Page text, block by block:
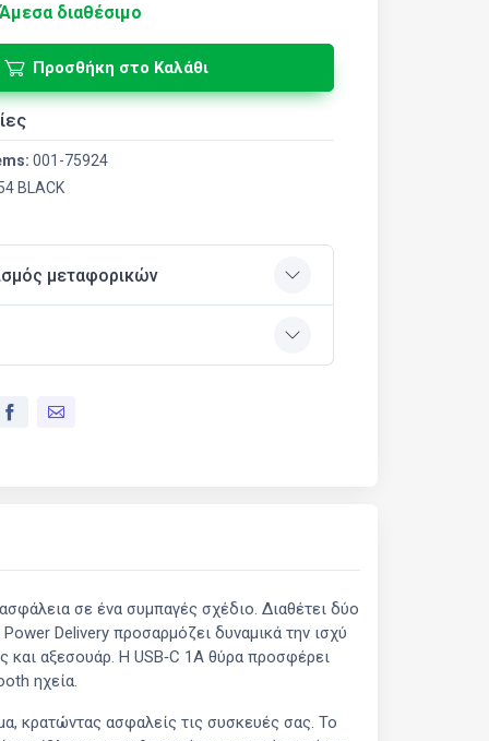
Άμεσα διαθέσιμο
Προσθήκη στο Καλάθι
001-75924
BLACK
μεταφορικών
σε ένα συμπαγές σχέδιο. Διαθέτει δύο
Delivery προσαρμόζει δυναμικά την ισχύ
και αξεσουάρ. Η USB‑C 1A θύρα προσφέρει
ηχεία.
κρατώντας ασφαλείς τις συσκευές σας. Το